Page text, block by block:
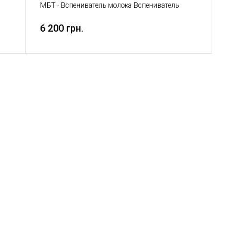
МБТ - Вспениватель молока Вспениватель
6 200 грн.